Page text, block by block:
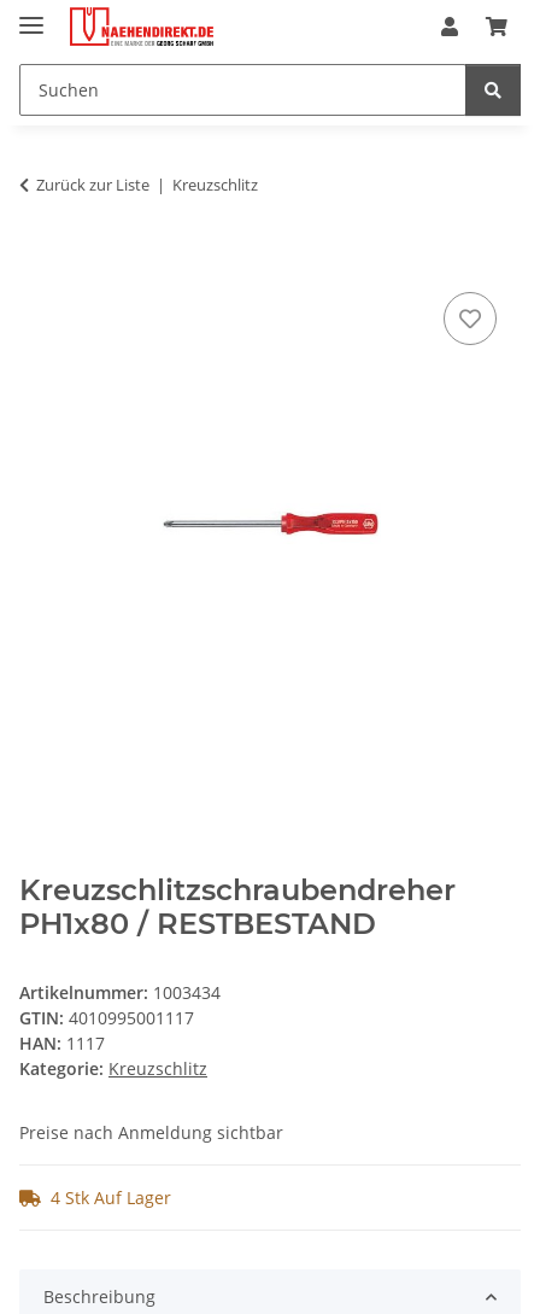
Zurück zur Liste Kreuzschlitz
Kreuzschlitzschraubendreher
PH1x80 / RESTBESTAND
Artikelnummer: 1003434
GTIN: 4010995001117
HAN: 1117
Kategorie: Kreuzschlitz
Preise nach Anmeldung sichtbar
4 Stk Auf Lager
Beschreibung